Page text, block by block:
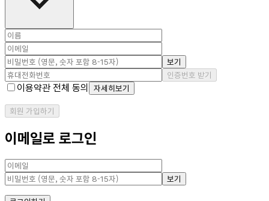
보기
인증번호 받기
이용약관 전체 동의 자세히보기
회원 가입하기
이메일로 로그인
보기